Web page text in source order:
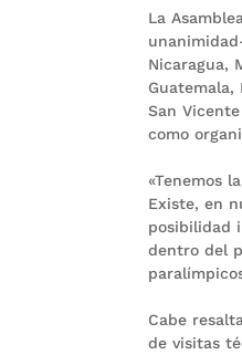
La
Nicaragua,
Guatemala,
San
como
«Tenemos
Existe, en
posibilidad
dentro del
Cabe
de visitas